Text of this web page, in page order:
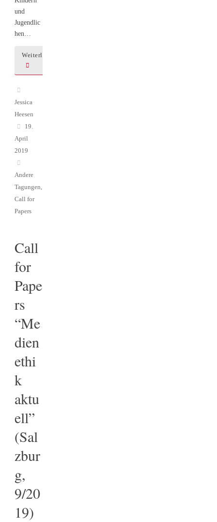
und
Jugendlic
hen…
Weiterlesen
Jessica
Heesen
19.
April
2019
Andere
Tagungen
Call for
Papers
Call
for
Pape
rs
“Me
dien
ethi
k
aktu
ell”
(Sal
zbur
g,
9/20
19)